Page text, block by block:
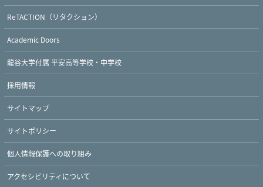
ReTACTION（リタクション）
Academic Doors
龍谷大学付属 平安高等学校・中学校
採用情報
サイトマップ
サイトポリシー
個人情報保護への取り組み
アクセシビリティについて